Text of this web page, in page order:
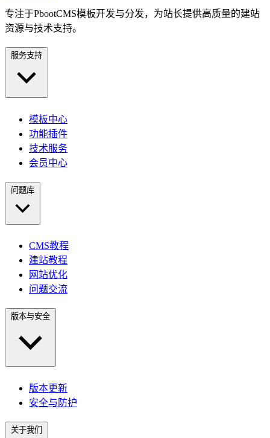
专注于PbootCMS模板开发与分发，为站长提供高质量的建站
资源与技术支持。
服务支持
模板中心
功能插件
技术服务
会员中心
问题库
CMS教程
建站教程
网站优化
问题交流
版本与安全
版本更新
安全与防护
关于我们